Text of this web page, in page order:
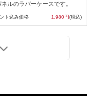
ネルのラバーケースです。
アパネルラバーケースはUVイ
ジェット印刷を使って、アッ
ホケースの内側へ印刷するた
刷面に傷がつきません。側面
ト込み価格 1,980円(税込)